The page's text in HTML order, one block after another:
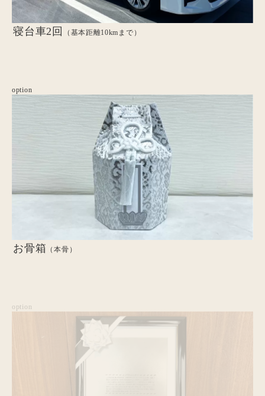
寝台車2回 （基本距離10kmまで）
option
お骨箱 （本骨）
option